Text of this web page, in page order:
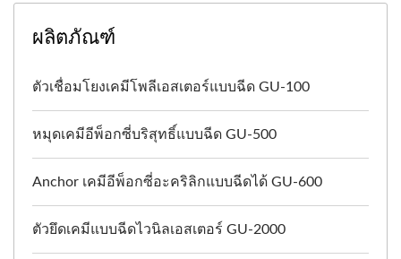
ผลิตภัณฑ์
ตัวเชื่อมโยงเคมีโพลีเอสเตอร์แบบฉีด GU-100
หมุดเคมีอีพ็อกซี่บริสุทธิ์แบบฉีด GU-500
Anchor เคมีอีพ็อกซี่อะคริลิกแบบฉีดได้ GU-600
ตัวยึดเคมีแบบฉีดไวนิลเอสเตอร์ GU-2000